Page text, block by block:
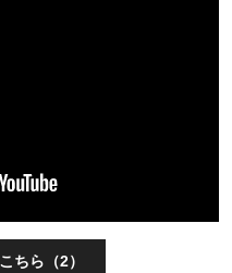
ちら（2）